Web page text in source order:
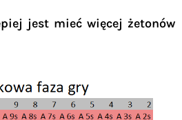
jest mieć więcej żetonów